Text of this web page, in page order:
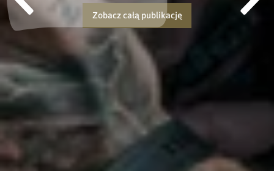
Zobacz całą publikację
Dowiedz się więcej o tej publikacji